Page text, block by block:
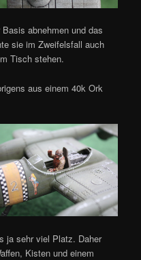
abnehmen und das
sie im Zweifelsfall auch
Tisch stehen.
aus einem 40k Ork
ja sehr viel Platz. Daher
Kisten und einem